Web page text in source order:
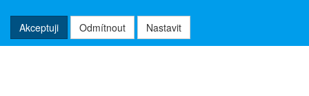
Akceptuji
Odmítnout Nastavit